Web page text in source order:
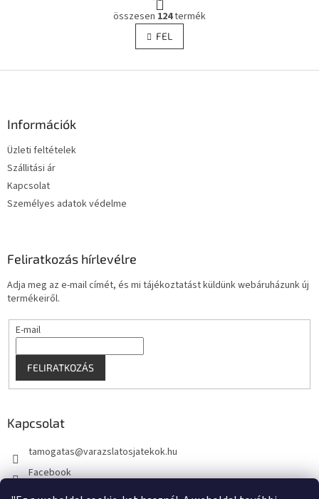
L
i
s
t
p
o
z
á
összesen 124termék
FEL
Információk
Üzleti feltételek
Szállitási ár
Kapcsolat
Személyes adatok védelme
Feliratkozás hírlevélre
Adja meg az e-mail címét, és mi tájékoztatást küldünk webáruházunk új
termékeiről.
E-mail
FELIRATKOZÁS
Kapcsolat
tamogatas@varazslatosjatekok.hu
Facebook
kouzelnehry